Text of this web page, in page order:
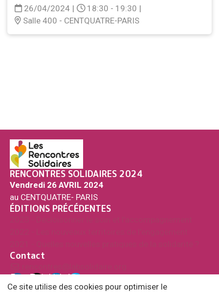
26/04/2024 | 18:30 - 19:30 |
Salle 400 - CENTQUATRE-PARIS
RENCONTRES SOLIDAIRES 2024
Vendredi 26 AVRIL 2024
au CENTQUATRE- PARIS
ÉDITIONS PRÉCÉDENTES
Contact
Fac
ebo
Twi
tter
Link
edi
Vim
eo
Ce site utilise des cookies pour optimiser le